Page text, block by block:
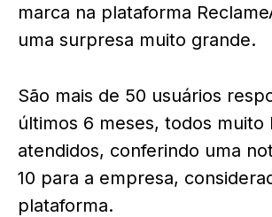
marca na plataforma
uma surpresa muito grande.
São mais de 50 usuários
últimos 6 meses, todos muito
atendidos, conferindo uma
10 para a empresa,
plataforma.